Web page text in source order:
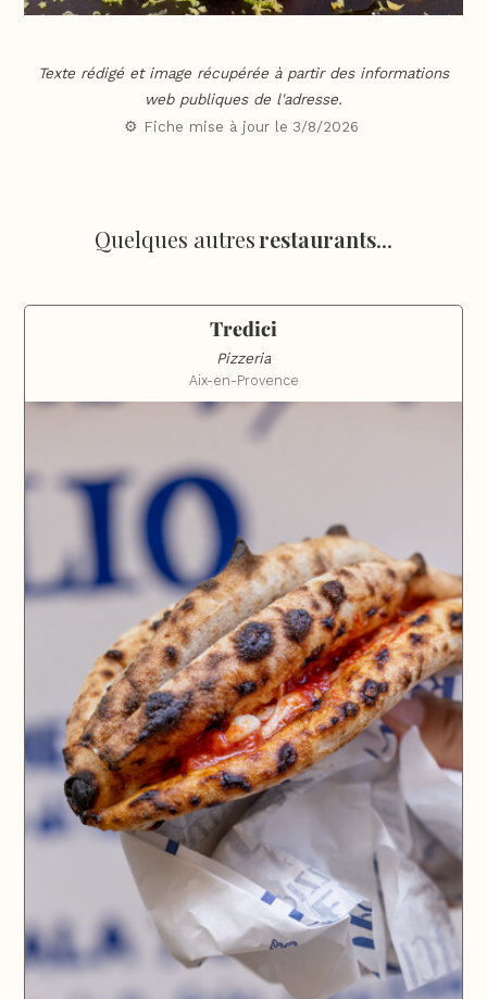
Texte rédigé et image récupérée à partir des informations
web publiques de l'adresse.
⚙️ Fiche mise à jour le 3/8/2026
Quelques autresrestaurants...
Tredici
Pizzeria
Aix-en-Provence